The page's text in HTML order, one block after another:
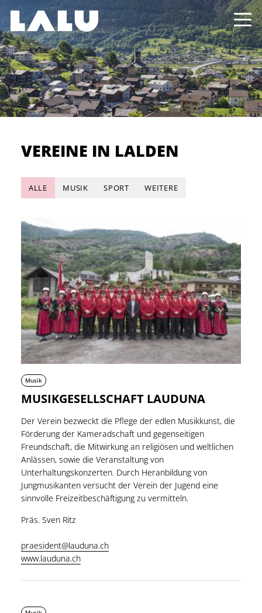
VEREINE IN LALDEN
ALLE MUSIK SPORT WEITERE
Musik
MUSIKGESELLSCHAFT LAUDUNA
Der Verein bezweckt die Pflege der edlen Musikkunst, die
Förderung der Kameradschaft und gegenseitigen
Freundschaft, die Mitwirkung an religiösen und weltlichen
Anlässen, sowie die Veranstaltung von
Unterhaltungskonzerten. Durch Heranbildung von
Jungmusikanten versucht der Verein der Jugend eine
sinnvolle Freizeitbeschäftigung zu vermitteln.
Präs. Sven Ritz
praesident@lauduna.ch
www.lauduna.ch